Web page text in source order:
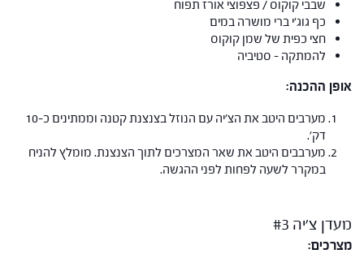
שבבי קוקוס / פצפוצי אורז תפוח
כף גוג'י ברי מושרה במים
חצי כפית של שמן קוקוס
להמתקה – סטיביה
אופן ההכנה:
מערבים היטב את הצ'יה עם הנוזל בצנצנת קטנה וממתינים כ-10
דק'.
מערבבים היטב את שאר המצרכים לתוך הצנצנת. מומלץ להניח
במקרר לשעה לפחות לפני ההגשה.
מעדן צ'יה #3
מצרכים: